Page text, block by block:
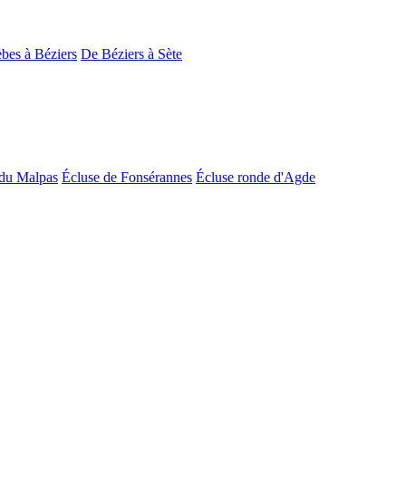
à Béziers De Béziers à Sète
Malpas Écluse de Fonsérannes Écluse ronde d'Agde